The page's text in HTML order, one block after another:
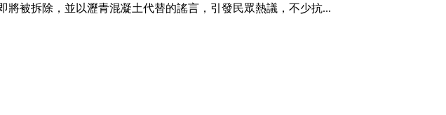
被拆除，並以瀝青混凝土代替的謠言，引發民眾熱議，不少抗...